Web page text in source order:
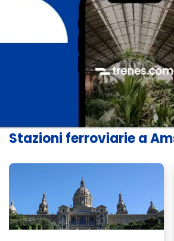
Stazioni ferroviarie a